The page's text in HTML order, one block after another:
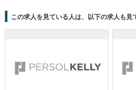
この求人を見ている人は、以下の求人も見